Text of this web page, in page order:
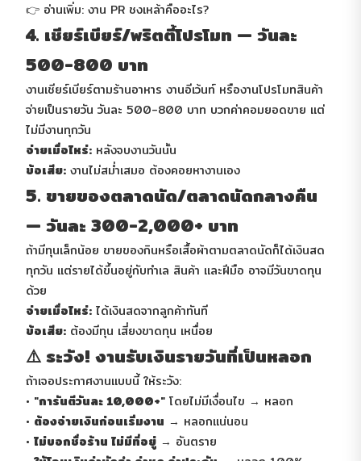
👉 อ่านเพิ่ม: งาน PR ชงเหล้าคืออะไร?
4. เชียร์เบียร์/พริตตี้โปรโมท — วันละ
500-800 บาท
งานเชียร์เบียร์ตามร้านอาหาร งานอีเว้นท์ หรืองานโปรโมทสินค้า
จ่ายเป็นรายวัน วันละ 500-800 บาท บวกค่าคอมยอดขาย แต่
ไม่มีงานทุกวัน
จ่ายเมื่อไหร่: หลังจบงานวันนั้น
ข้อเสีย: งานไม่สม่ำเสมอ ต้องคอยหางานเอง
5. ขายของตลาดนัด/ตลาดนัดกลางคืน
— วันละ 300-2,000+ บาท
ถ้ามีทุนเล็กน้อย ขายของกินหรือเสื้อผ้าตามตลาดนัดก็ได้เงินสด
ทุกวัน แต่รายได้ขึ้นอยู่กับทำเล สินค้า และฝีมือ อาจมีวันขาดทุน
ด้วย
จ่ายเมื่อไหร่: ได้เงินสดจากลูกค้าทันที
ข้อเสีย: ต้องมีทุน เสี่ยงขาดทุน เหนื่อย
⚠️ ระวัง! งานรับเงินรายวันที่เป็นหลอก
ถ้าเจอประกาศงานแบบนี้ ให้ระวัง:
• "การันตีวันละ 10,000+" โดยไม่มีเงื่อนไข → หลอก
• ต้องจ่ายเงินก่อนเริ่มงาน → หลอกแน่นอน
• ไม่บอกชื่อร้าน ไม่มีที่อยู่ → อันตราย